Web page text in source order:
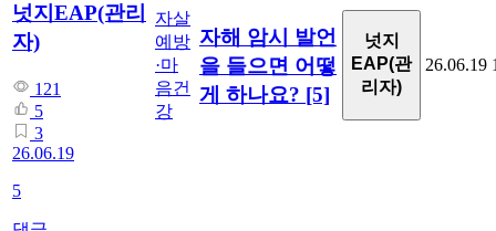
넛지EAP(관리
자)
121
5
3
26.06.19
5
자살
예방
·마
음건
강
자해 암시 발언
을 들으면 어떻
게 하나요? [5]
넛지
EAP(관
리자)
26.06.19